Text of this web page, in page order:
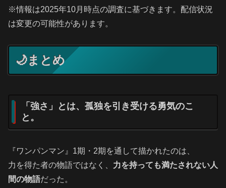
※情報は2025年10月時点の調査に基づきます。配信状況
は変更の可能性があります。
🌙まとめ
「強さ」とは、孤独を引き受ける勇気のこ
と。
『ワンパンマン』1期・2期を通して描かれたのは、
力を得た者の物語ではなく、 力を持っても満たされない人
間の物語だった。